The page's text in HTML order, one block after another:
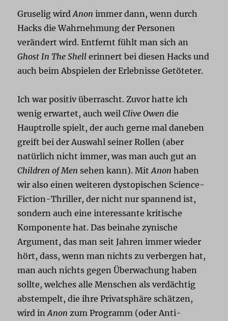
Gruselig wirdAnon immer dann, wenn durch
Hacks die Wahrnehmung der Personen
verändert wird. Entfernt fühlt man sich an
Ghost In The Shell erinnert bei diesen Hacks und
auch beim Abspielen der Erlebnisse Getöteter.
Ich war positiv überrascht. Zuvor hatte ich
wenig erwartet, auch weilClive Owen die
Hauptrolle spielt, der auch gerne mal daneben
greift bei der Auswahl seiner Rollen (aber
natürlich nicht immer, was man auch gut an
Children of Men sehen kann). MitAnon haben
wir also einen weiteren dystopischen Science-
Fiction-Thriller, der nicht nur spannend ist,
sondern auch eine interessante kritische
Komponente hat. Das beinahe zynische
Argument, das man seit Jahren immer wieder
hört, dass, wenn man nichts zu verbergen hat,
man auch nichts gegen Überwachung haben
sollte, welches alle Menschen als verdächtig
abstempelt, die ihre Privatsphäre schätzen,
wird inAnon zum Programm (oder Anti-